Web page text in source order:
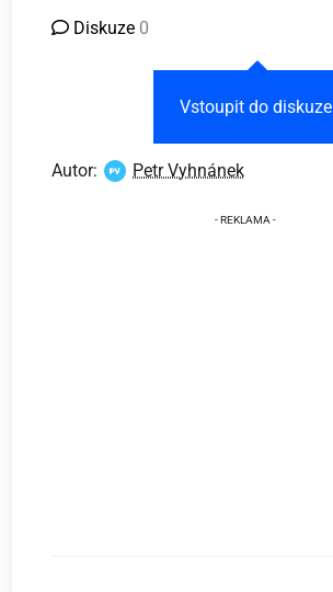
Diskuze 0
Vstoupit do diskuze
Autor: Petr Vyhnánek